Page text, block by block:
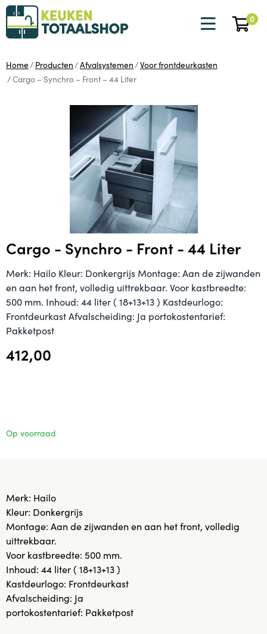
0
Home Producten Afvalsystemen
Voor frontdeurkasten
Cargo – Synchro – Front – 44 Liter
Cargo - Synchro - Front - 44 Liter
Merk: Hailo Kleur: Donkergrijs Montage: Aan de zijwanden
en aan het front, volledig uittrekbaar. Voor kastbreedte:
500 mm. Inhoud: 44 liter ( 18+13+13 ) Kastdeurlogo:
Frontdeurkast Afvalscheiding: Ja portokostentarief:
Pakketpost
412,00
Op voorraad
Merk: Hailo
Kleur: Donkergrijs
Montage: Aan de zijwanden en aan het front, volledig
uittrekbaar.
Voor kastbreedte: 500 mm.
Inhoud: 44 liter ( 18+13+13 )
Kastdeurlogo: Frontdeurkast
Afvalscheiding: Ja
portokostentarief: Pakketpost